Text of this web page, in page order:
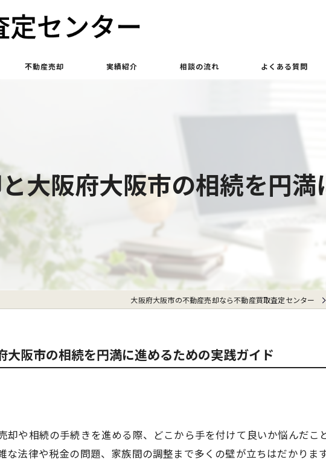
不動産売却 実績紹介 相談の流れ よくある質問
大阪府大阪市の相続を円
大阪府大阪市の不動産売却なら不動産買取査定センター
大阪市の相続を円満に進めるための実践ガイド
却や相続の手続きを進める際、どこから手を付けて良いか悩んだ
な法律や税金の問題、家族間の調整まで多くの壁が立ちはだかり